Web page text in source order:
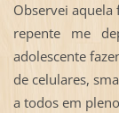
Observei aquela
repente me
adolescente
de celulares,
a todos em